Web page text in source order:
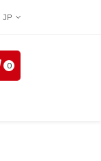
JP
0